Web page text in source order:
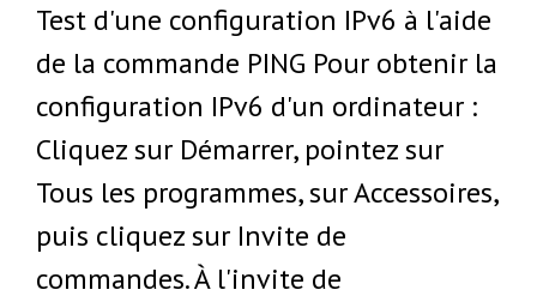
Test d'une configuration IPv6 à l'aide
de la commande PING Pour obtenir la
configuration IPv6 d'un ordinateur :
Cliquez sur Démarrer, pointez sur
Tous les programmes, sur Accessoires,
puis cliquez sur Invite de
commandes. À l'invite de